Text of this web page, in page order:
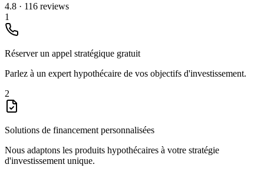
4.8 · 116 reviews
1
Réserver un appel stratégique gratuit
Parlez à un expert hypothécaire de vos objectifs d'investissement.
2
Solutions de financement personnalisées
Nous adaptons les produits hypothécaires à votre stratégie
d'investissement unique.